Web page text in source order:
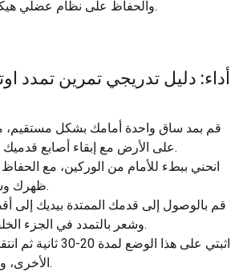
والحفاظ على نظام عضلي هيكلي صحي ومتوازن.
أداء: دليل تدريجي تمرين تمدد
قم بمد ساق واحدة أمامك بشكل
على الأرض مع إبقاء أصابع قدميك متجهة للأعلى.
انحني ببطء للأمام من الوركين، مع
ظهرك وساقك الممتدة.
قم بالوصول إلى قدمك الممتدة بيديك إلى
وشعر بالتمدد في الجزء الخلفي من فخذك.
اثبتي على هذا الوضع
الأخرى، وكرري العملية.